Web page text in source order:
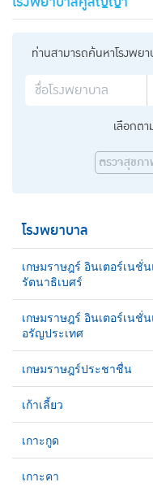
ท่านสามารถค้นหาโรงพย
เลือกต
ตรวจสุขภ
โรงพยาบาล
เกษมราษฎร์ อินเตอร์เนชั่
รัตนาธิเบศร์
เกษมราษฎร์ อินเตอร์เนชั่
อรัญประเทศ
เกษมราษฎร์ประชาชื่น
เก้าเลี้ยว
เกาะกูด
เกาะคา